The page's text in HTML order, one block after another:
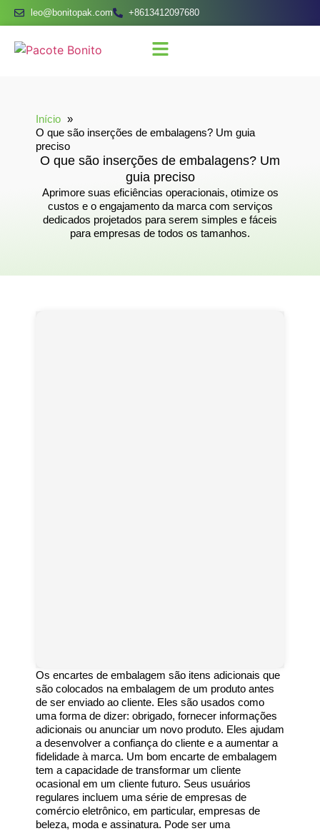
leo@bonitopak.com +8613412097680
Início
O que são inserções de embalagens? Um guia
preciso
O que são inserções de embalagens? Um
guia preciso
Aprimore suas eficiências operacionais, otimize os
custos e o engajamento da marca com serviços
dedicados projetados para serem simples e fáceis
para empresas de todos os tamanhos.
Os encartes de embalagem são itens adicionais que
são colocados na embalagem de um produto antes
de ser enviado ao cliente. Eles são usados como
uma forma de dizer: obrigado, fornecer informações
adicionais ou anunciar um novo produto. Eles ajudam
a desenvolver a confiança do cliente e a aumentar a
fidelidade à marca. Um bom encarte de embalagem
tem a capacidade de transformar um cliente
ocasional em um cliente futuro. Seus usuários
regulares incluem uma série de empresas de
comércio eletrônico, em particular, empresas de
beleza, moda e assinatura. Pode ser uma